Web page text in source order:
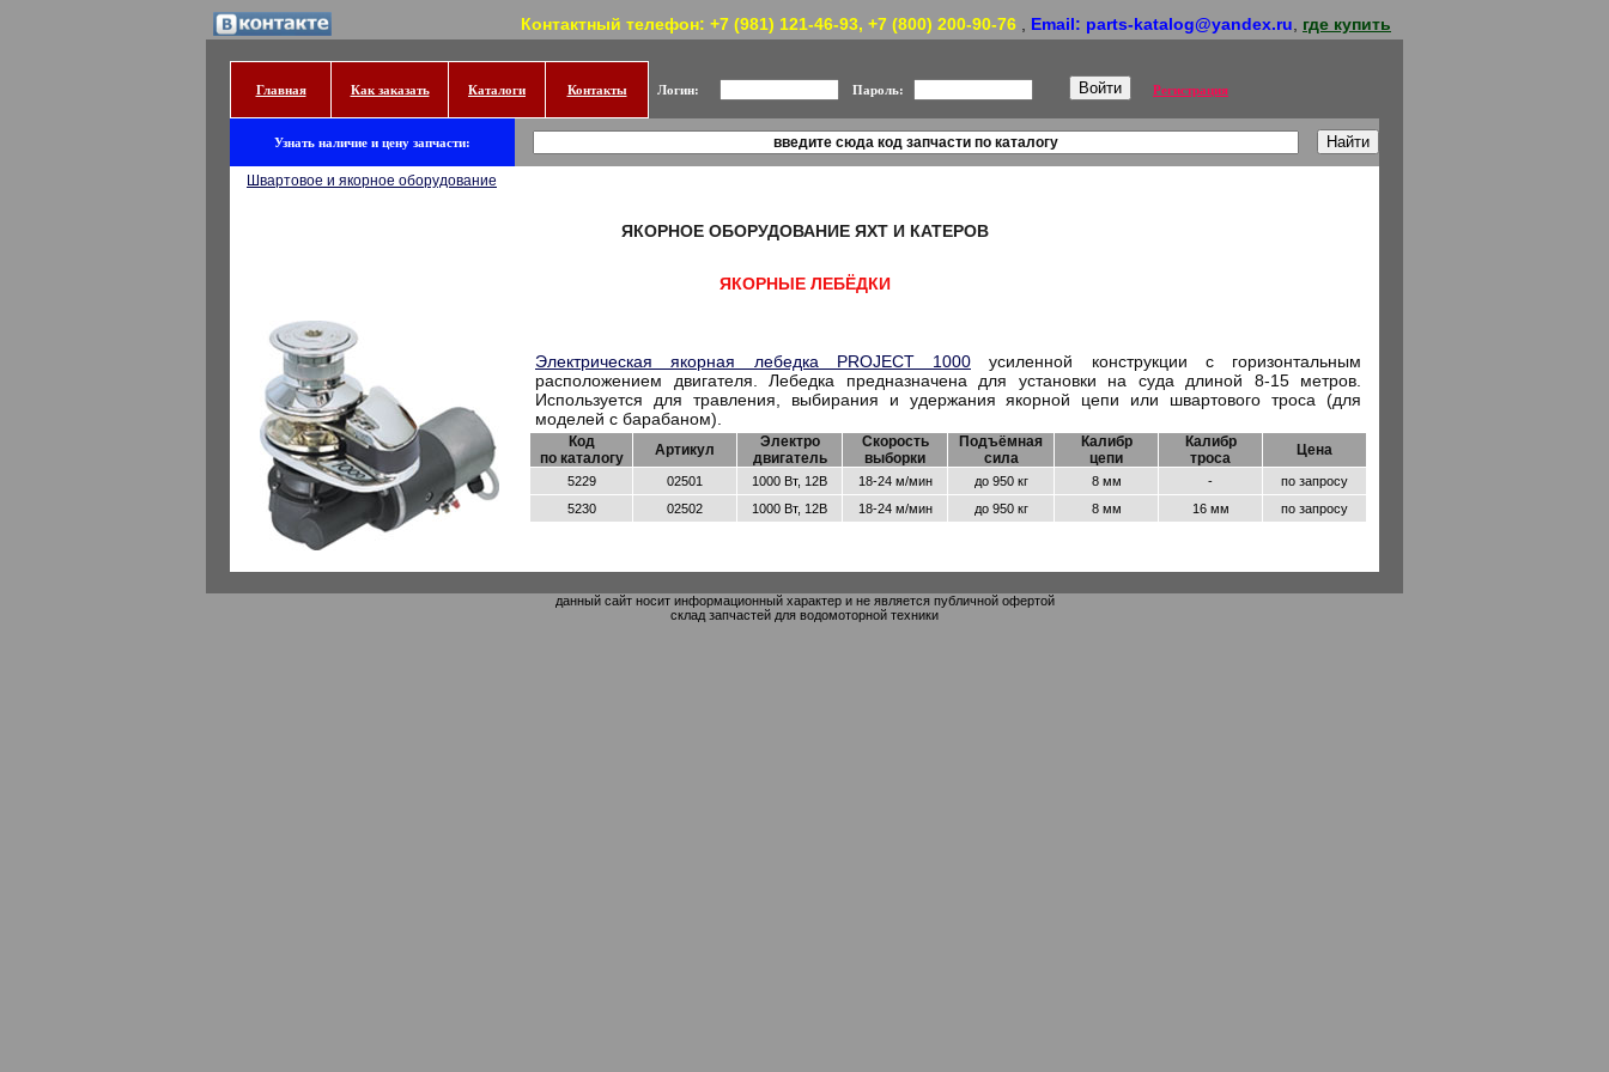
Контактный телефон: +7 (981) 121-46-93, +7 (800) 200-90-76 Email: parts-katalog@yandex.ru где купить
Главная Как заказать Каталоги Контакты Логин: Пароль: Регистрация
Узнать наличие и цену запчасти:
Швартовое и якорное оборудование
ЯКОРНОЕ ОБОРУДОВАНИЕ ЯХТ И КАТЕРОВ
ЯКОРНЫЕ ЛЕБЁДКИ
Электрическая якорная лебедка PROJECT 1000 усиленной конструкции с горизонтальным
расположением двигателя. Лебедка предназначена для установки на суда длиной 8-15 метров.
Используется для травления, выбирания и удержания якорной цепи или швартового троса (для
моделей с барабаном).
Код
по каталогу
Артикул
Электро
двигатель
Скорость
выборки
Подъёмная
сила
Калибр
цепи
Калибр
троса
Цена
5229 02501 1000 Вт, 12В 18-24 м/мин до 950 кг 8 мм -
по запросу
5230
02502 1000 Вт, 12В 18-24 м/мин до 950 кг 8 мм 16 мм по запросу
данный сайт носит информационный характер и не является публичной офертой
склад запчастей для водомоторной техники